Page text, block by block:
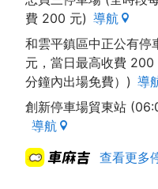
費 200 元) 導航
和雲平鎮區中正公有
元，當日最高收費
分鐘內出場免費）) 導
創新停車場貿東站
導航
查看更多